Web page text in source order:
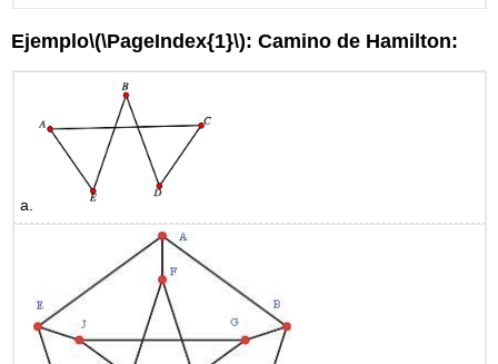
Ejemplo\(\PageIndex{1}\): Camino de Hamilton:
a.